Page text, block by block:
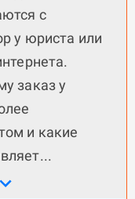
с
у юриста или
заказ у
и какие
...